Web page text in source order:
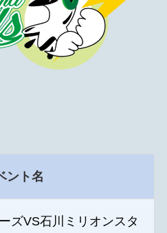
ント名
ズVS石川ミリオンスタ